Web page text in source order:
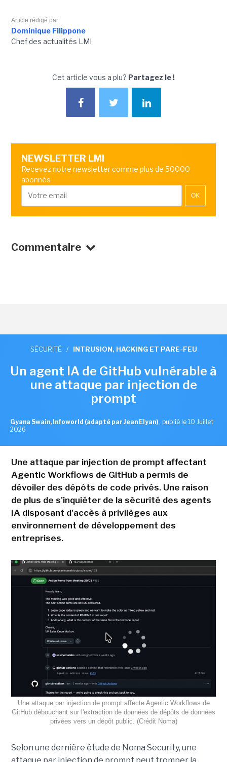
Article rédigé par
Dominique Filippone
Chef des actualités LMI
Cet article vous a plu? Partagez le !
NEWSLETTER LMI
Recevez notre newsletter comme plus de 50000
abonnés
OK
Commentaire
SÉCURITÉ / INTRUSION, HACKING ET PARE-FEU
Un agent IA de GitHub vulnérable à
une attaque par injection de
prompt
Gyana Swain, Infoworld (adapté par Jean Elyan) , publié le 10 Juillet
2026
Une attaque par injection de prompt affectant
Agentic Workflows de GitHub a permis de
dévoiler des dépôts de code privés. Une raison
de plus de s'inquiéter de la sécurité des agents
IA disposant d'accès à privilèges aux
environnement de développement des
entreprises.
Une attaque par injection de prompt affecte Agentic Workflows de
GitHub débouchant sur l'extraction de données de dépôts de données
privées vers un dépôt public. (Crédit Noma)
Selon une dernière étude de Noma Security, une